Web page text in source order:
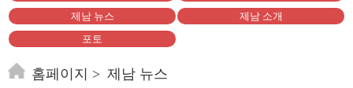
제남 뉴스
제남 소개
포토
홈페이지 제남 뉴스